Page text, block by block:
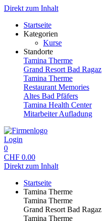
Direkt zum Inhalt
Startseite
Kategorien
Kurse
Standorte
Tamina Therme
Grand Resort Bad Ragaz
Tamina Therme
Restaurant Memories
Altes Bad Pfäfers
Tamina Health Center
Mitarbeiter Aufladung
Login
0
CHF 0.00
Direkt zum Inhalt
Startseite
Tamina Therme
Tamina Therme
Grand Resort Bad Ragaz
Tamina Therme